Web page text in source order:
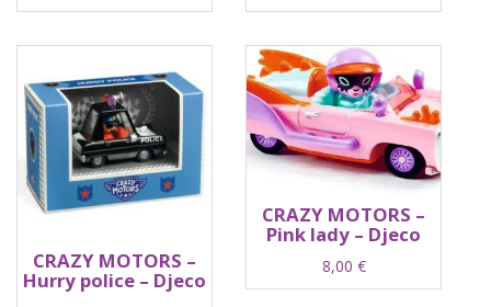
CRAZY MOTORS –
Hurry police – Djeco
CRAZY MOTORS –
Pink lady – Djeco
8,00 €